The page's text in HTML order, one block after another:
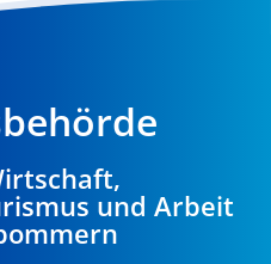
und Arbeit